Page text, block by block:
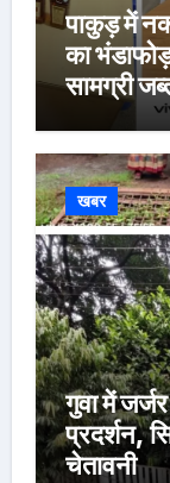
पाकुड़ में
का
सामग्री
खबर
गुवा में
प्रदर्शन,
चेतावनी